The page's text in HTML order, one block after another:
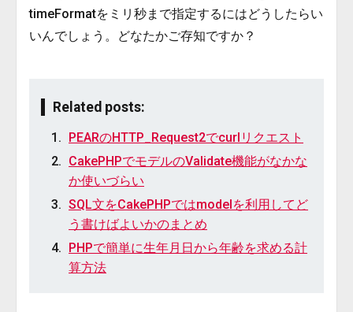
timeFormatをミリ秒まで指定するにはどうしたらい
いんでしょう。どなたかご存知ですか？
Related posts:
PEARのHTTP_Request2でcurlリクエスト
CakePHPでモデルのValidate機能がなかな
か使いづらい
SQL文をCakePHPではmodelを利用してど
う書けばよいかのまとめ
PHPで簡単に生年月日から年齢を求める計
算方法